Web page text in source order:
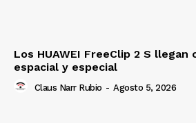
Los HUAWEI FreeClip 2 S
espacial y especial
Claus Narr Rubio - Agosto 5, 2026